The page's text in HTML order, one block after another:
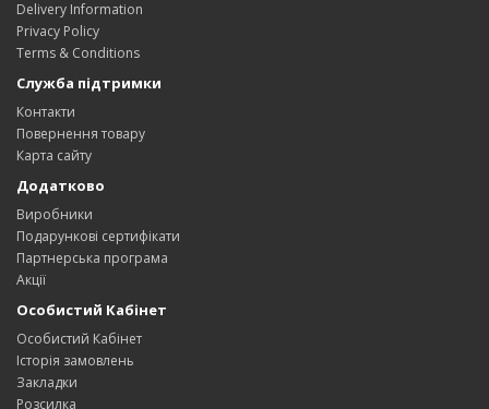
Delivery Information
Privacy Policy
Terms & Conditions
Служба підтримки
Контакти
Повернення товару
Карта сайту
Додатково
Виробники
Подарункові сертифікати
Партнерська програма
Акції
Особистий Кабінет
Особистий Кабінет
Історія замовлень
Закладки
Розсилка